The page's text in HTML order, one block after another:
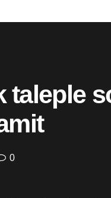
taleple
0